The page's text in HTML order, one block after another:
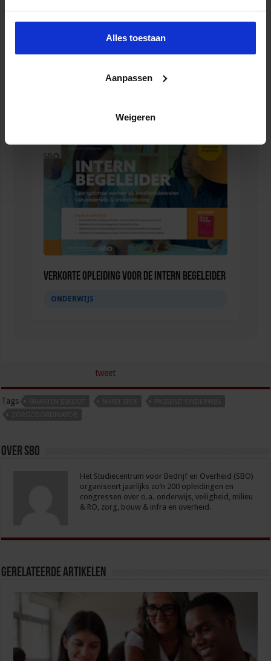
Alles toestaan
Aanpassen
Weigeren
Verkorte opleiding Rekencoördinator PO
Verkorte opleiding voor de Intern Begeleider
ONDERWIJS
tweet
Tags
Over sbo
Het Studiecentrum voor Bedrijf en Overheid (SBO)
organiseert jaarlijks zo’n 200 opleidingen en
congressen over o.a. onderwijs, veiligheid, milieu
& RO, zorg, bouw & infra en overheid.
Gerelateerde Artikelen